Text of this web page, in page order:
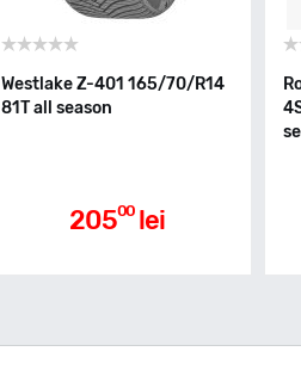
Westlake Z-401 165/70/R14
81T all season
20500 lei